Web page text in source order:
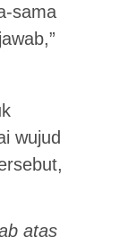
sama
wujud
atas